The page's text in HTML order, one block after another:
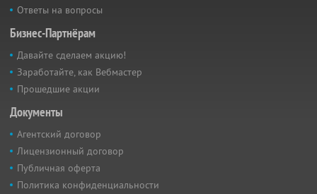
Ответы на вопросы
Бизнес-Партнёрам
Давайте сделаем акцию!
Заработайте, как Вебмастер
Прошедшие акции
Документы
Агентский договор
Лицензионный договор
Публичная оферта
Политика конфиденциальности